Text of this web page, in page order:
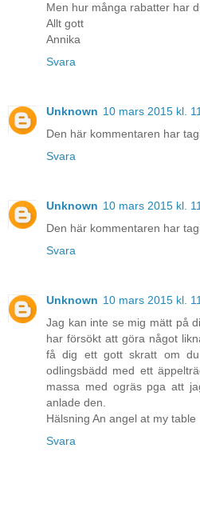
Men hur många rabatter har
Allt gott
Annika
Svara
Unknown 10 mars 2015 kl.
Den här kommentaren har
Svara
Unknown 10 mars 2015 kl.
Den här kommentaren har
Svara
Unknown 10 mars 2015 kl.
Jag kan inte se mig mätt på
har försökt att göra något
få dig ett gott skratt om
odlingsbädd med ett
massa med ogräs pga att
anlade den.
Hälsning An angel at my table
Svara